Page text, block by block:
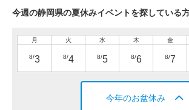
今週の静岡県の夏休みイベントを探している
月
8/3
火
8/4
水
8/5
木
8/6
金
8/7
今年のお盆休み